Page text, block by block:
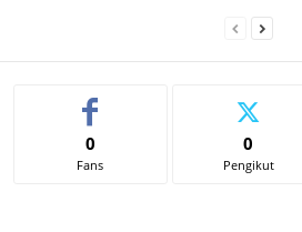
0
Fans
0
Pengikut